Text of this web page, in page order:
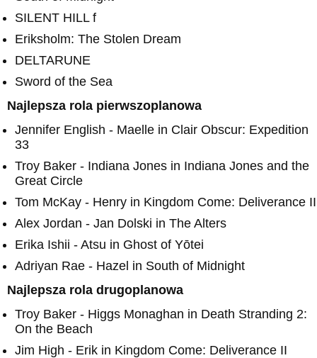
SILENT HILL f
Eriksholm: The Stolen Dream
DELTARUNE
Sword of the Sea
Najlepsza rola pierwszoplanowa
Jennifer English - Maelle in Clair Obscur: Expedition
33
Troy Baker - Indiana Jones in Indiana Jones and the
Great Circle
Tom McKay - Henry in Kingdom Come: Deliverance II
Alex Jordan - Jan Dolski in The Alters
Erika Ishii - Atsu in Ghost of Yōtei
Adriyan Rae - Hazel in South of Midnight
Najlepsza rola drugoplanowa
Troy Baker - Higgs Monaghan in Death Stranding 2:
On the Beach
Jim High - Erik in Kingdom Come: Deliverance II